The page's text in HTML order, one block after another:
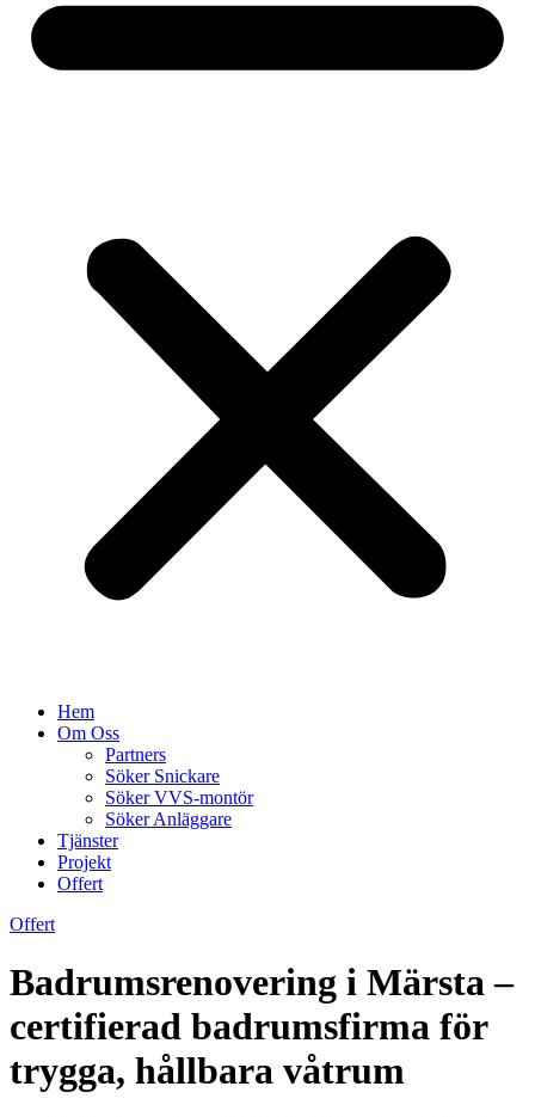
Hem
Om Oss
Partners
Söker Snickare
Söker VVS-montör
Söker Anläggare
Tjänster
Projekt
Offert
Offert
Badrumsrenovering i Märsta –
certifierad badrumsfirma för
trygga, hållbara våtrum